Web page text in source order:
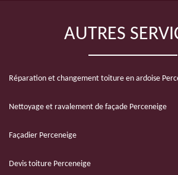
AUTRES
Réparation et changement toiture en ardoise
Nettoyage et ravalement de façade Perceneige
Façadier Perceneige
Devis toiture Perceneige